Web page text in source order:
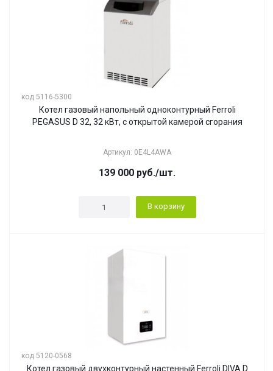
код 5116-5300
Котел газовый напольный одноконтурный Ferroli
PEGASUS D 32, 32 кВт, с открытой камерой сгорания
Артикул: 0E4L4AWA
139 000 руб./шт.
В корзину
код 5120-0568
Котел газовый двухконтурный настенный Ferroli DIVA D